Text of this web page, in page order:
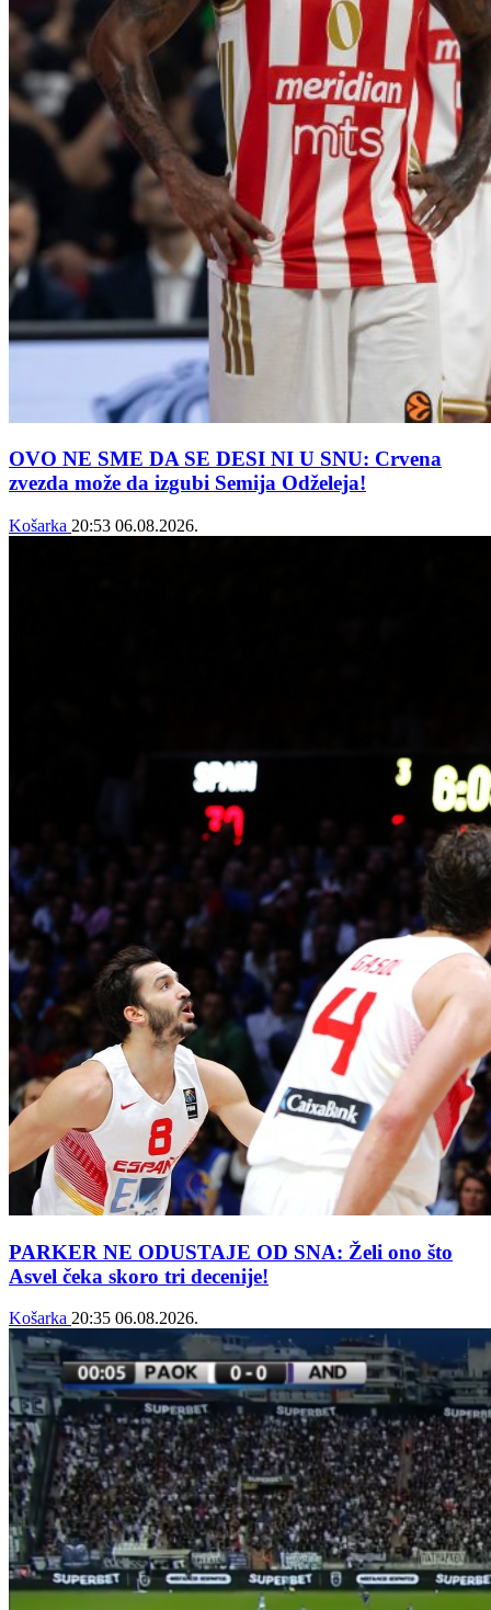
OVO NE SME DA SE DESI NI U SNU: Crvena
zvezda može da izgubi Semija Odželeja!
Košarka 20:53 06.08.2026.
PARKER NE ODUSTAJE OD SNA: Želi ono što
Asvel čeka skoro tri decenije!
Košarka 20:35 06.08.2026.